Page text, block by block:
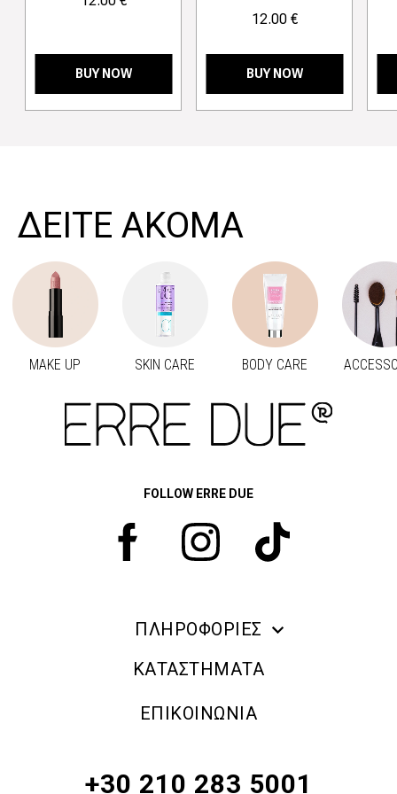
BUY NOW
12.00 €
BUY NOW
ΔΕΙΤΕ ΑΚΟΜΑ
MAKE UP SKIN CARE BODY CARE
FOLLOW ERRE DUE
ΠΛΗΡΟΦΟΡΙΕΣ
ERRE DUE MAKE UP
ΠΟΛΙΤΙΚΗ ΕΠΙΣΤΡΟΦΗΣ ΠΡΟΪΟΝΤΩΝ
ΚΑΤΑΣΤΗΜΑΤΑ
ΕΠΙΚΟΙΝΩΝΙΑ
+30 210 283 5001